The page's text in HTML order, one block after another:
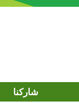
شاركنا